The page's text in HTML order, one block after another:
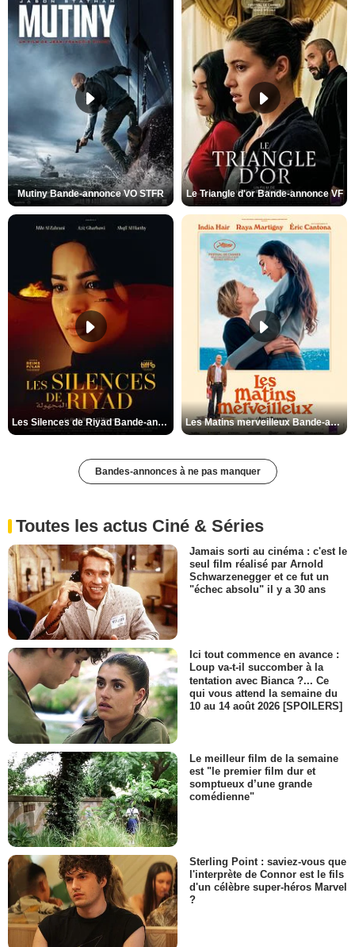
Mutiny Bande-annonce VO STFR Le Triangle d'or Bande-annonce VF
Les Silences de Riyad Bande-annonce VO STFR Les Matins merveilleux Bande-annonce VF
Bandes-annonces à ne pas manquer
Toutes les actus Ciné & Séries
Jamais sorti au cinéma : c'est le
seul film réalisé par Arnold
Schwarzenegger et ce fut un
"échec absolu" il y a 30 ans
Ici tout commence en avance :
Loup va-t-il succomber à la
tentation avec Bianca ?... Ce
qui vous attend la semaine du
10 au 14 août 2026 [SPOILERS]
Le meilleur film de la semaine
est "le premier film dur et
somptueux d’une grande
comédienne"
Sterling Point : saviez-vous que
l'interprète de Connor est le fils
d'un célèbre super-héros Marvel
?